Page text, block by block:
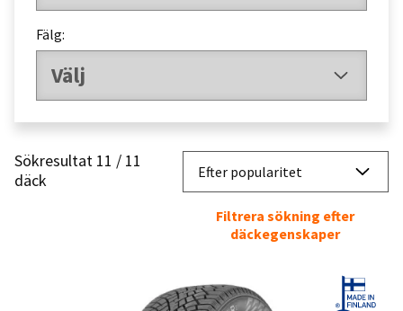
Fälg:
Välj
Sökresultat 11 / 11
däck
Efter popularitet
Filtrera sökning efter
däckegenskaper